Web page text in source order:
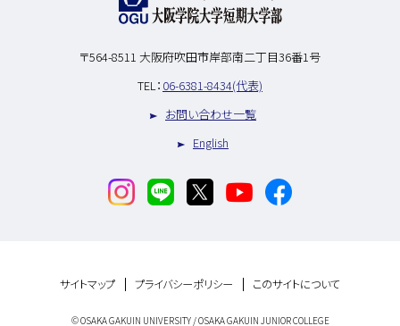
〒564-8511 大阪府吹田市岸部南二丁目36番1号
TEL： 06-6381-8434(代表)
お問い合わせ一覧
English
サイトマップ プライバシーポリシー このサイトについて
© OSAKA GAKUIN UNIVERSITY / OSAKA GAKUIN JUNIOR COLLEGE